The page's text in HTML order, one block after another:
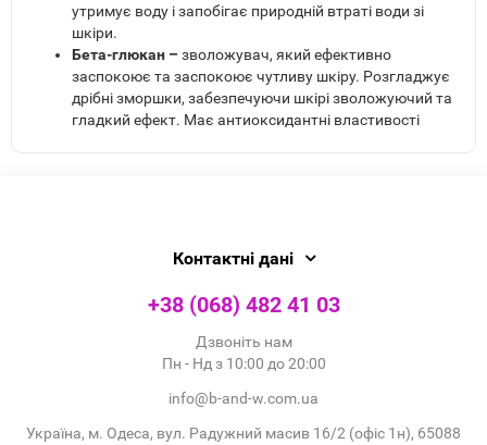
утримує воду і запобігає природній втраті води зі
шкіри.
Бета-глюкан – зволожувач, який ефективно
заспокоює та заспокоює чутливу шкіру. Розгладжує
дрібні зморшки, забезпечуючи шкірі зволожуючий та
гладкий ефект. Має антиоксидантні властивості
Контактні дані
+38 (068) 482 41 03
Дзвоніть нам
Пн - Нд з 10:00 до 20:00
info@b-and-w.com.ua
Україна, м. Одеса, вул. Радужний масив 16/2 (офіс 1н), 65088